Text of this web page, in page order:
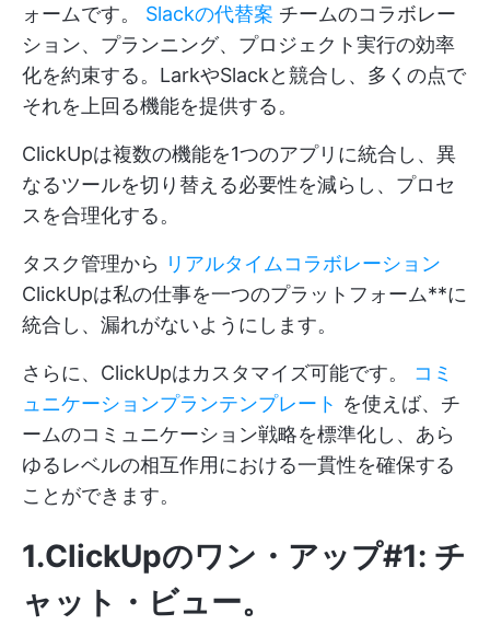
ォームです。 Slackの代替案 チームのコラボレー
ション、プランニング、プロジェクト実行の効率
化を約束する。LarkやSlackと競合し、多くの点で
それを上回る機能を提供する。
ClickUpは複数の機能を1つのアプリに統合し、異
なるツールを切り替える必要性を減らし、プロセ
スを合理化する。
タスク管理から リアルタイムコラボレーション
ClickUpは私の仕事を一つのプラットフォーム**に
統合し、漏れがないようにします。
さらに、ClickUpはカスタマイズ可能です。 コミ
ュニケーションプランテンプレート を使えば、チ
ームのコミュニケーション戦略を標準化し、あら
ゆるレベルの相互作用における一貫性を確保する
ことができます。
1.ClickUpのワン・アップ#1: チ
ャット・ビュー。